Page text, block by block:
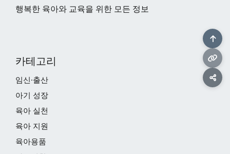
행복한 육아와 교육을 위한 모든 정보
카테고리
임신·출산
아기 성장
육아 실천
육아 지원
육아용품